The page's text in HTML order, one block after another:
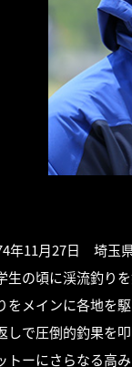
年11月27日 埼玉
生の頃に渓流釣り
をメインに各地を
しで圧倒的釣果を
トーにさらなる高